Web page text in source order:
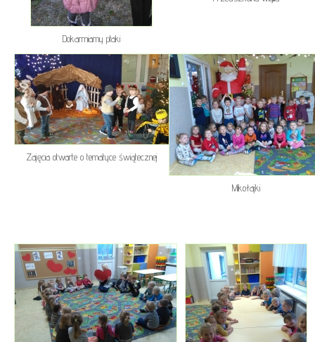
Dokarmiamy ptaki
Zajęcia otwarte o tematyce świątecznej
Mikołajki